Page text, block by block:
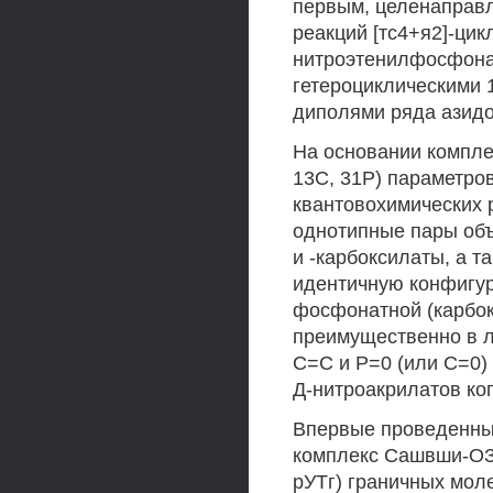
первым,
реакций [тс4+я2]-
диполями ряда
На основании
13С, 31Р)
квантовохимических
однотипные пары
и -карбоксилаты, а
идентичную
фосфонатной
преимущественно в
С=С и Р=0 (или С=0)
Д-нитроакрилатов
Впервые
комплекс Сашвши-
рУТг) граничных